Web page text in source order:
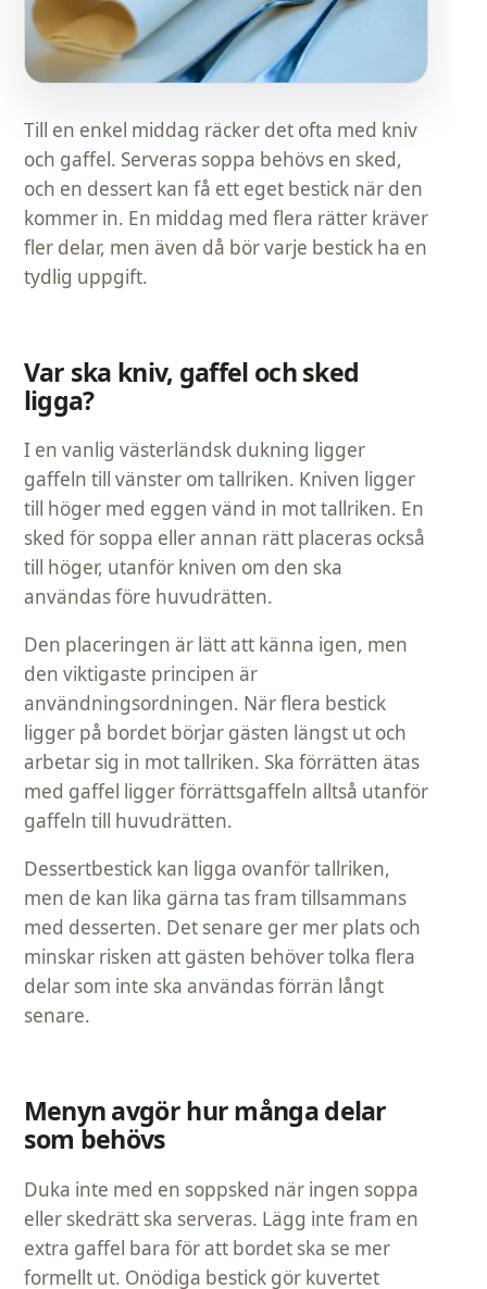
Till en enkel middag räcker det ofta med kniv
och gaffel. Serveras soppa behövs en sked,
och en dessert kan få ett eget bestick när den
kommer in. En middag med flera rätter kräver
fler delar, men även då bör varje bestick ha en
tydlig uppgift.
Var ska kniv, gaffel och sked
ligga?
I en vanlig västerländsk dukning ligger
gaffeln till vänster om tallriken. Kniven ligger
till höger med eggen vänd in mot tallriken. En
sked för soppa eller annan rätt placeras också
till höger, utanför kniven om den ska
användas före huvudrätten.
Den placeringen är lätt att känna igen, men
den viktigaste principen är
användningsordningen. När flera bestick
ligger på bordet börjar gästen längst ut och
arbetar sig in mot tallriken. Ska förrätten ätas
med gaffel ligger förrättsgaffeln alltså utanför
gaffeln till huvudrätten.
Dessertbestick kan ligga ovanför tallriken,
men de kan lika gärna tas fram tillsammans
med desserten. Det senare ger mer plats och
minskar risken att gästen behöver tolka flera
delar som inte ska användas förrän långt
senare.
Menyn avgör hur många delar
som behövs
Duka inte med en soppsked när ingen soppa
eller skedrätt ska serveras. Lägg inte fram en
extra gaffel bara för att bordet ska se mer
formellt ut. Onödiga bestick gör kuvertet